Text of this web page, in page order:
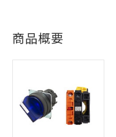
商品概要